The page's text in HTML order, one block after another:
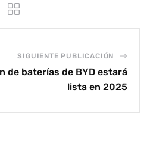
SIGUIENTE PUBLICACIÓN
de baterías de BYD estará
lista en 2025